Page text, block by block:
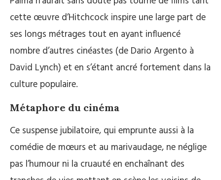
cette œuvre d’Hitchcock inspire une large part de
ses longs métrages tout en ayant influencé
nombre d’autres cinéastes (de Dario Argento à
David Lynch) et en s’étant ancré fortement dans la
culture populaire.
Métaphore du cinéma
Ce suspense jubilatoire, qui emprunte aussi à la
comédie de mœurs et au marivaudage, ne néglige
pas l’humour ni la cruauté en enchaînant des